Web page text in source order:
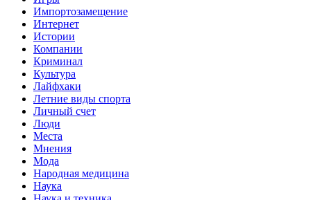
Импортозамещение
Интернет
Истории
Компании
Криминал
Культура
Лайфхаки
Летние виды спорта
Личный счет
Люди
Места
Мнения
Мода
Народная медицина
Наука